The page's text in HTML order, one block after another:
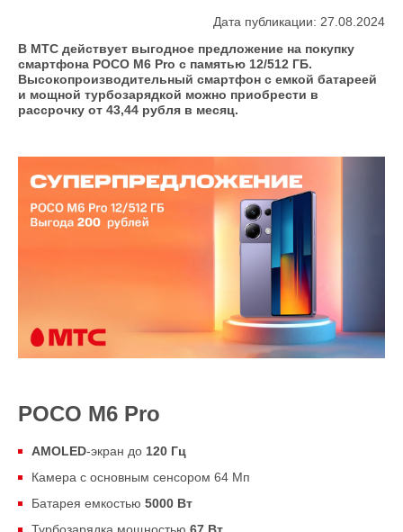
Дата публикации: 27.08.2024
В МТС действует выгодное предложение на покупку
смартфона POCO M6 Pro с памятью 12/512 ГБ.
Высокопроизводительный смартфон с емкой батареей
и мощной турбозарядкой можно приобрести в
рассрочку от 43,44 рубля в месяц.
POCO M6 Pro
AMOLED-экран до 120 Гц
Камера с основным сенсором 64 Мп
Батарея емкостью 5000 Вт